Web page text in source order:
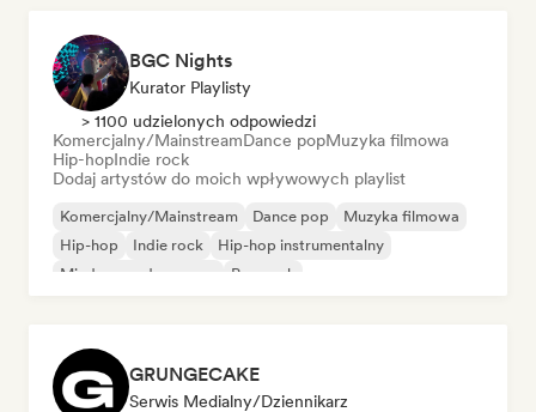
BGC Nights
Kurator Playlisty
> 1100 udzielonych odpowiedzi
Komercjalny/MainstreamDance popMuzyka filmowa
Hip-hopIndie rock
Dodaj artystów do moich wpływowych playlist
Komercjalny/Mainstream Dance pop
Muzyka filmowa
Hip-hop
Indie rock
Hip-hop instrumentalny
Międzynarodowy pop
Pop rock
GRUNGECAKE
Serwis Medialny/Dziennikarz